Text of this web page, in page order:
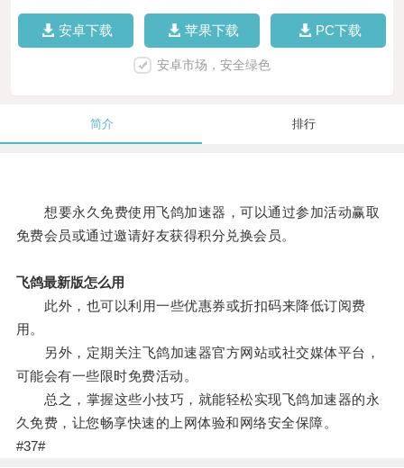
安卓下载 苹果下载 PC下载
安卓市场，安全绿色
简介 排行
想要永久免费使用飞鸽加速器，可以通过参加活动赢取
免费会员或通过邀请好友获得积分兑换会员。
飞鸽最新版怎么用
此外，也可以利用一些优惠券或折扣码来降低订阅费
用。
另外，定期关注飞鸽加速器官方网站或社交媒体平台，
可能会有一些限时免费活动。
总之，掌握这些小技巧，就能轻松实现飞鸽加速器的永
久免费，让您畅享快速的上网体验和网络安全保障。
#37#